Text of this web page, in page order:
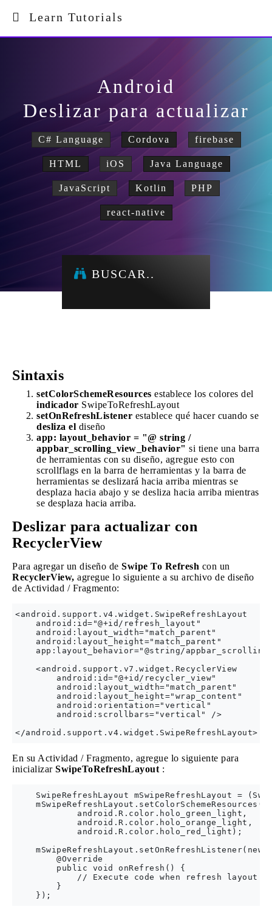
Learn Tutorials
Android
Deslizar para actualizar
C# Language Cordova firebase
HTML iOS Java Language
JavaScript Kotlin PHP
react-native
BUSCAR..
Sintaxis
setColorSchemeResources establece los colores del
indicador SwipeToRefreshLayout
setOnRefreshListener establece qué hacer cuando se
desliza el diseño
app: layout_behavior = "@ string /
appbar_scrolling_view_behavior" si tiene una barra
de herramientas con su diseño, agregue esto con
scrollflags en la barra de herramientas y la barra de
herramientas se deslizará hacia arriba mientras se
desplaza hacia abajo y se desliza hacia arriba mientras
se desplaza hacia arriba.
Deslizar para actualizar con
RecyclerView
Para agregar un diseño de Swipe To Refresh con un
RecyclerView, agregue lo siguiente a su archivo de diseño
de Actividad / Fragmento:
<android.support.v4.widget.SwipeRefreshLayout
    android:id="@+id/refresh_layout"
    android:layout_width="match_parent"
    android:layout_height="match_parent"
app:layout_behavior="@string/
    <android.support.v7.widget.RecyclerView
        android:id="@+id/recycler_view"
        android:layout_width="match_parent"
        android:layout_height="wrap_content"
        android:orientation="vertical"
        android:scrollbars="vertical" />
En su Actividad / Fragmento, agregue lo siguiente para
inicializar SwipeToRefreshLayout :
SwipeRefreshLayout mSwipeRefreshLayout =
            android.R.color.holo_green_light,
            android.R.color.holo_orange_light,
            android.R.color.holo_red_light);
mSwipeRefreshLayout.setOnRefreshListener(new
        @Override
        public void onRefresh() {
// Execute code when refresh layout
        }